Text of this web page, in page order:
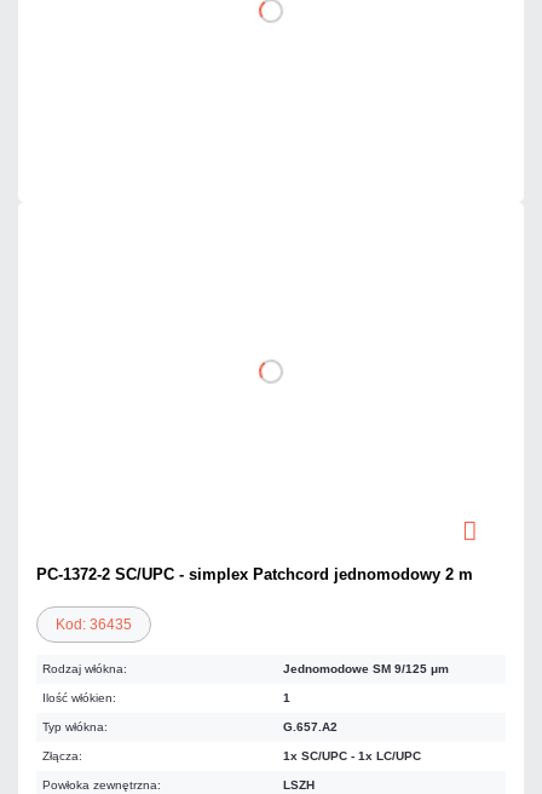
DO KOSZYKA
PC-1372-2 SC/UPC - simplex Patchcord jednomodowy 2 m
Kod: 36435
Rodzaj włókna: Jednomodowe SM 9/125 μm
Ilość włókien: 1
Typ włókna: G.657.A2
Złącza: 1x SC/UPC - 1x LC/UPC
Powłoka zewnętrzna: LSZH